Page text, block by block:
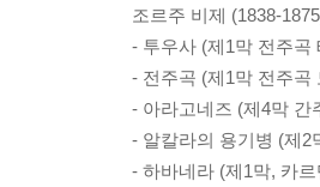
조르주 비제 (1838-
- 투우사 (제1막 전주곡
- 전주곡 (제1막 전주곡
- 아라고네즈 (제4막 간
- 알칼라의 용기병 (제2
- 하바네라 (제1막, 카르